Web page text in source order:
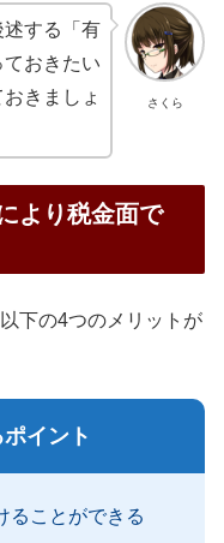
さくら
する「有
おきたい
きましょ
より税金面で
下の4つのメリットが
イント
ることができる